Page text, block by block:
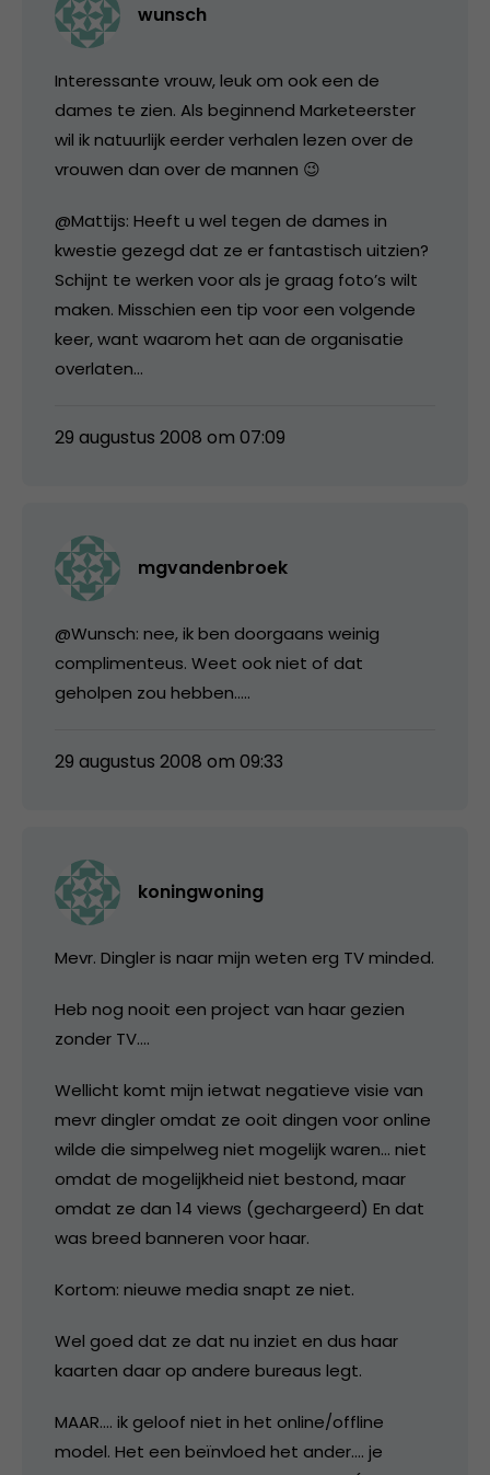
wunsch
Interessante vrouw, leuk om ook een de
dames te zien. Als beginnend Marketeerster
wil ik natuurlijk eerder verhalen lezen over de
vrouwen dan over de mannen 😉
@Mattijs: Heeft u wel tegen de dames in
kwestie gezegd dat ze er fantastisch uitzien?
Schijnt te werken voor als je graag foto’s wilt
maken. Misschien een tip voor een volgende
keer, want waarom het aan de organisatie
overlaten…
29 augustus 2008 om 07:09
mgvandenbroek
@Wunsch: nee, ik ben doorgaans weinig
complimenteus. Weet ook niet of dat
geholpen zou hebben…..
29 augustus 2008 om 09:33
koningwoning
Mevr. Dingler is naar mijn weten erg TV minded.
Heb nog nooit een project van haar gezien
zonder TV….
Wellicht komt mijn ietwat negatieve visie van
mevr dingler omdat ze ooit dingen voor online
wilde die simpelweg niet mogelijk waren… niet
omdat de mogelijkheid niet bestond, maar
omdat ze dan 14 views (gechargeerd) En dat
was breed banneren voor haar.
Kortom: nieuwe media snapt ze niet.
Wel goed dat ze dat nu inziet en dus haar
kaarten daar op andere bureaus legt.
MAAR…. ik geloof niet in het online/offline
model. Het een beïnvloed het ander…. je